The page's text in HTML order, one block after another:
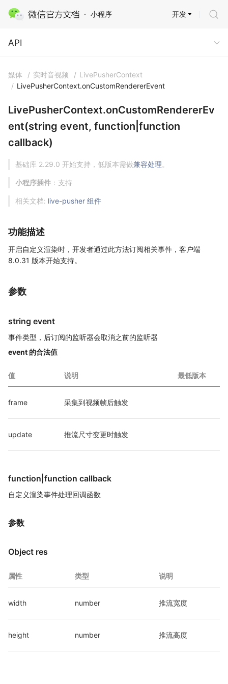
小程序
API
开发
API
媒体 / 实时音视频 / LivePusherContext
/ LivePusherContext.onCustomRendererEvent
LivePusherContext.onCustomRendererEv
ent(string event, function|function
callback)
基础库 2.29.0 开始支持，低版本需做兼容处理。
小程序插件 ：支持
相关文档: live-pusher 组件
功能描述
开启自定义渲染时，开发者通过此方法订阅相关事件，客户端
8.0.31 版本开始支持。
参数
string event
事件类型，后订阅的监听器会取消之前的监听器
event 的合法值
值 说明 最低版本
frame 采集到视频帧后触发
update 推流尺寸变更时触发
function|function callback
自定义渲染事件处理回调函数
参数
Object res
属性 类型 说明
width number 推流宽度
height number 推流高度